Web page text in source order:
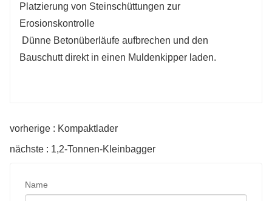
Platzierung von Steinschüttungen zur
Erosionskontrolle
Dünne Betonüberläufe aufbrechen und den
Bauschutt direkt in einen Muldenkipper laden.
vorherige : Kompaktlader
nächste : 1,2-Tonnen-Kleinbagger
Name